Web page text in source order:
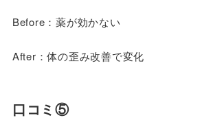
Before：薬が効かない
After：体の歪み改善で変化
口コミ⑤